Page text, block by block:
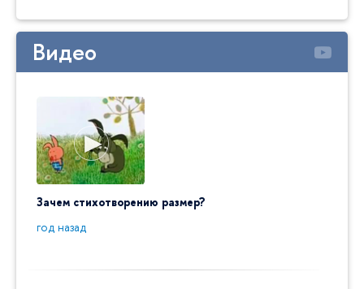
Видео
Зачем стихотворению размер?
год назад